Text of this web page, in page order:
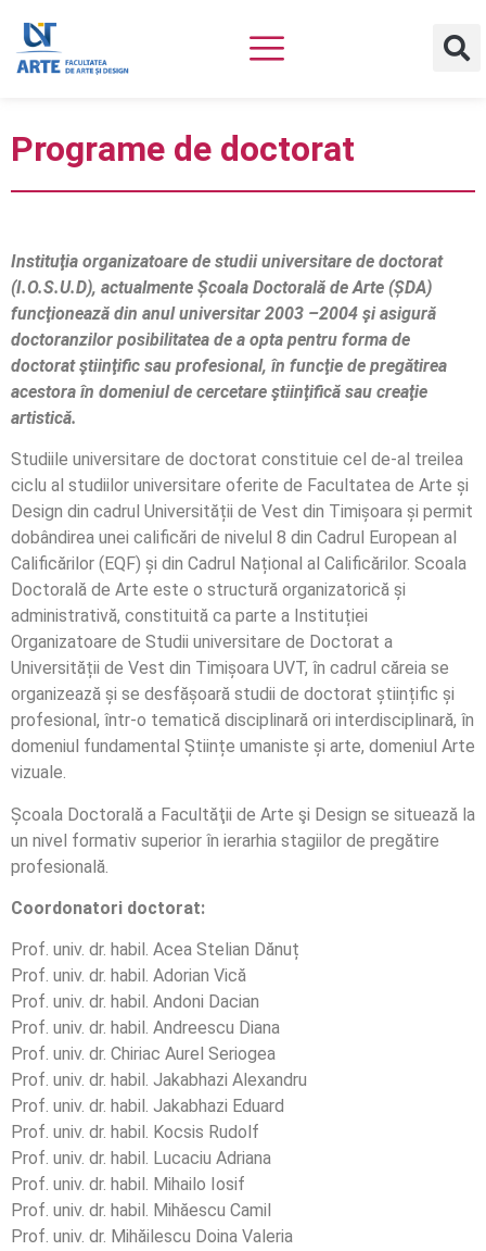
Programe de doctorat
Instituţia organizatoare de studii universitare de doctorat
(I.O.S.U.D), actualmente Școala Doctorală de Arte (ȘDA)
funcţionează din anul universitar 2003 –2004 şi asigură
doctoranzilor posibilitatea de a opta pentru forma de
doctorat ştiinţific sau profesional, în funcţie de pregătirea
acestora în domeniul de cercetare ştiinţifică sau creaţie
artistică.
Studiile universitare de doctorat constituie cel de-al treilea
ciclu al studiilor universitare oferite de Facultatea de Arte și
Design din cadrul Universității de Vest din Timișoara și permit
dobândirea unei calificări de nivelul 8 din Cadrul European al
Calificărilor (EQF) și din Cadrul Național al Calificărilor. Scoala
Doctorală de Arte este o structură organizatorică și
administrativă, constituită ca parte a Instituției
Organizatoare de Studii universitare de Doctorat a
Universității de Vest din Timișoara UVT, în cadrul căreia se
organizează și se desfășoară studii de doctorat științific și
profesional, într-o tematică disciplinară ori interdisciplinară, în
domeniul fundamental Științe umaniste și arte, domeniul Arte
vizuale.
Școala Doctorală a Facultăţii de Arte şi Design se situează la
un nivel formativ superior în ierarhia stagiilor de pregătire
profesională.
Coordonatori doctorat:
Prof. univ. dr. habil. Acea Stelian Dănuț
Prof. univ. dr. habil. Adorian Vică
Prof. univ. dr. habil. Andoni Dacian
Prof. univ. dr. habil. Andreescu Diana
Prof. univ. dr. Chiriac Aurel Seriogea
Prof. univ. dr. habil. Jakabhazi Alexandru
Prof. univ. dr. habil. Jakabhazi Eduard
Prof. univ. dr. habil. Kocsis Rudolf
Prof. univ. dr. habil. Lucaciu Adriana
Prof. univ. dr. habil. Mihailo Iosif
Prof. univ. dr. habil. Mihăescu Camil
Prof. univ. dr. Mihăilescu Doina Valeria